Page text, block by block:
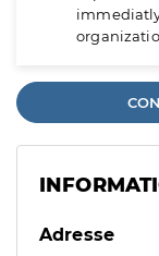
Adresse